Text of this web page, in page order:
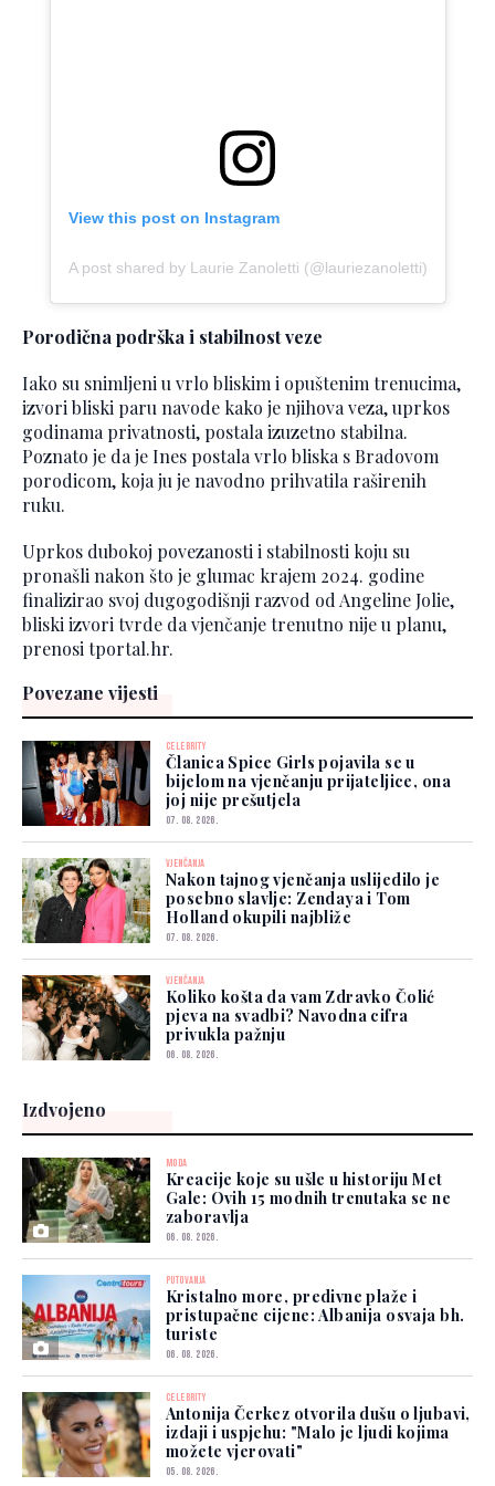
View this post on Instagram
A post shared by Laurie Zanoletti (@lauriezanoletti)
Porodična podrška i stabilnost veze
Iako su snimljeni u vrlo bliskim i opuštenim trenucima,
izvori bliski paru navode kako je njihova veza, uprkos
godinama privatnosti, postala izuzetno stabilna.
Poznato je da je Ines postala vrlo bliska s Bradovom
porodicom, koja ju je navodno prihvatila raširenih
ruku.
Uprkos dubokoj povezanosti i stabilnosti koju su
pronašli nakon što je glumac krajem 2024. godine
finalizirao svoj dugogodišnji razvod od Angeline Jolie,
bliski izvori tvrde da vjenčanje trenutno nije u planu,
prenosi tportal.hr.
Povezane vijesti
CELEBRITY
Članica Spice Girls pojavila se u
bijelom na vjenčanju prijateljice, ona
joj nije prešutjela
07. 08. 2026.
VJENČANJA
Nakon tajnog vjenčanja uslijedilo je
posebno slavlje: Zendaya i Tom
Holland okupili najbliže
07. 08. 2026.
VJENČANJA
Koliko košta da vam Zdravko Čolić
pjeva na svadbi? Navodna cifra
privukla pažnju
06. 08. 2026.
Izdvojeno
MODA
Kreacije koje su ušle u historiju Met
Gale: Ovih 15 modnih trenutaka se ne
zaboravlja
06. 08. 2026.
PUTOVANJA
Kristalno more, predivne plaže i
pristupačne cijene: Albanija osvaja bh.
turiste
06. 08. 2026.
CELEBRITY
Antonija Čerkez otvorila dušu o ljubavi,
izdaji i uspjehu: "Malo je ljudi kojima
možete vjerovati"
05. 08. 2026.